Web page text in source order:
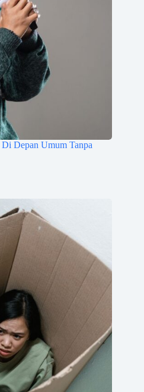
Depan Umum Tanpa